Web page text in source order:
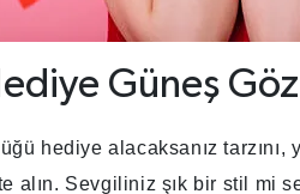
Güneş
hediye alacaksanız tarzını,
alın. Sevgiliniz şık bir stil mi